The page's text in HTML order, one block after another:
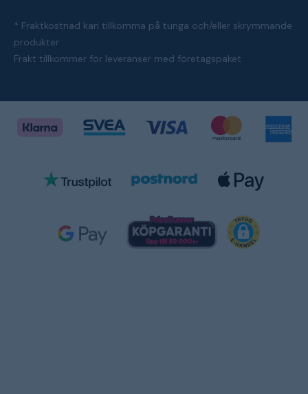
* Fraktkostnad kan tillkomma på tunga och/eller skrymmande
produkter
Frakt tillkommer för leveranser med företagspaket